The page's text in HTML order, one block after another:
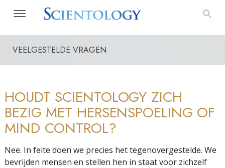
VEELGESTELDE VRAGEN
HOUDT SCIENTOLOGY ZICH
BEZIG MET HERSENSPOELING OF
MIND CONTROL?
Nee. In feite doen we precies het tegenovergestelde. We
bevrijden mensen en stellen hen in staat voor zichzelf